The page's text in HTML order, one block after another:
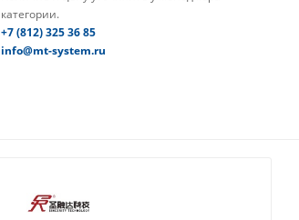
категории.
+7 (812) 325 36 85
info@mt-system.ru